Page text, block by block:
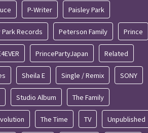
P-Writer Paisley Park
Park Records Peterson Family Prince
PrincePartyJapan Related
Sheila E Single / Remix SONY
Studio Album The Family
The Time TV Unpublished